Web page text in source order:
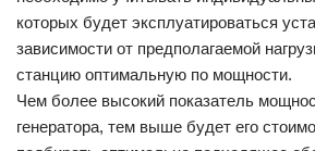
которых будет эксплуатироваться
зависимости от предполагаемой
станцию оптимальную по мощности.
Чем более высокий показатель
генератора, тем выше будет его